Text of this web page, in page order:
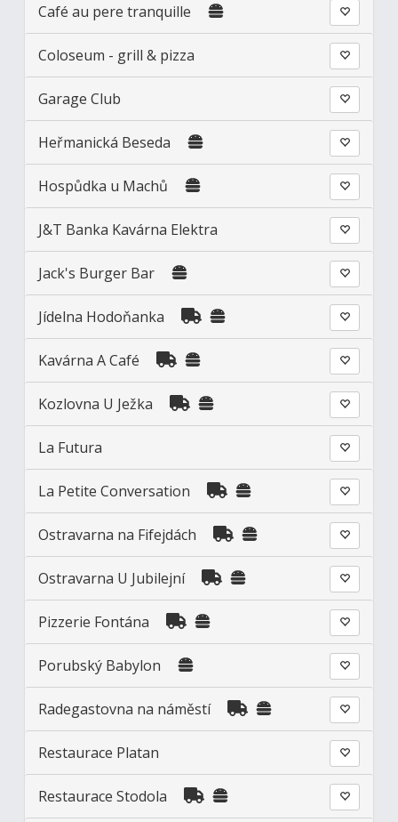
Café au pere tranquille
Coloseum - grill & pizza
Garage Club
Heřmanická Beseda
Hospůdka u Machů
J&T Banka Kavárna Elektra
Jack's Burger Bar
Jídelna Hodoňanka
Kavárna A Café
Kozlovna U Ježka
La Futura
La Petite Conversation
Ostravarna na Fifejdách
Ostravarna U Jubilejní
Pizzerie Fontána
Porubský Babylon
Radegastovna na náměstí
Restaurace Platan
Restaurace Stodola